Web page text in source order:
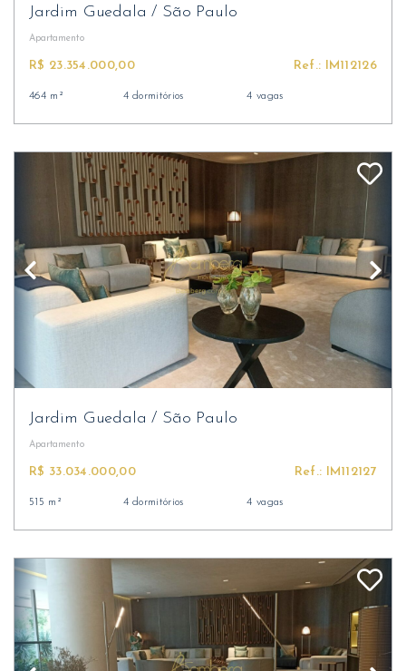
Jardim Guedala/ São Paulo
Apartamento
R$ 23.354.000,00 Ref.: IM112126
464 m² 4 dormitórios 4 vagas
Jardim Guedala/ São Paulo
Apartamento
R$ 33.034.000,00 Ref.: IM112127
515 m² 4 dormitórios 4 vagas